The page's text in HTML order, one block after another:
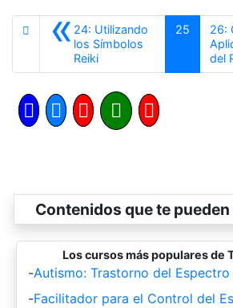
«24: Utilizando
los Símbolos
ReikiAnterior
25
26:
del
Contenidos que te
Los cursos más populares de
-Autismo: Trastorno del
-Facilitador para el Control del